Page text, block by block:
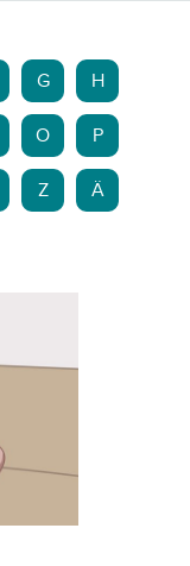
G H
O P
Z Ä